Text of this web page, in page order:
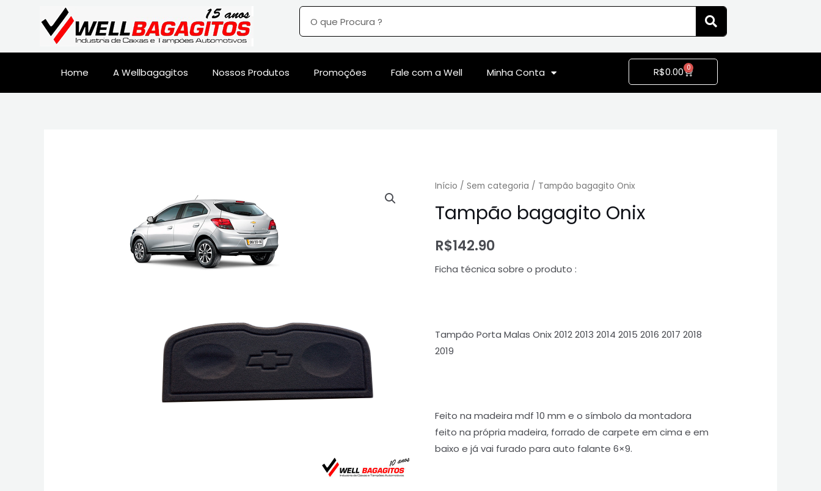
Home A Wellbagagitos Nossos Produtos Promoções Fale com a Well Minha Conta R$0.00 0
Início / Sem categoria / Tampão bagagito Onix
Tampão bagagito Onix
R$142.90
Ficha técnica sobre o produto :
Tampão Porta Malas Onix 2012 2013 2014 2015 2016 2017 2018
2019
Feito na madeira mdf 10 mm e o símbolo da montadora
feito na própria madeira, forrado de carpete em cima e em
baixo e já vai furado para auto falante 6×9.